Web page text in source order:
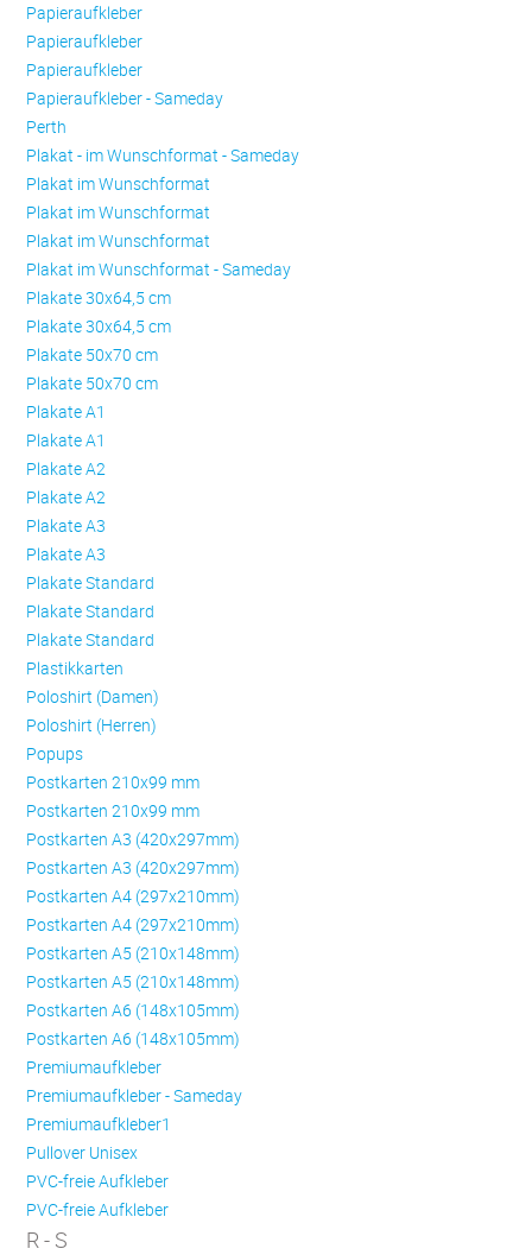
Papieraufkleber
Papieraufkleber
Papieraufkleber
Papieraufkleber - Sameday
Perth
Plakat - im Wunschformat - Sameday
Plakat im Wunschformat
Plakat im Wunschformat
Plakat im Wunschformat
Plakat im Wunschformat - Sameday
Plakate 30x64,5 cm
Plakate 30x64,5 cm
Plakate 50x70 cm
Plakate 50x70 cm
Plakate A1
Plakate A1
Plakate A2
Plakate A2
Plakate A3
Plakate A3
Plakate Standard
Plakate Standard
Plakate Standard
Plastikkarten
Poloshirt (Damen)
Poloshirt (Herren)
Popups
Postkarten 210x99 mm
Postkarten 210x99 mm
Postkarten A3 (420x297mm)
Postkarten A3 (420x297mm)
Postkarten A4 (297x210mm)
Postkarten A4 (297x210mm)
Postkarten A5 (210x148mm)
Postkarten A5 (210x148mm)
Postkarten A6 (148x105mm)
Postkarten A6 (148x105mm)
Premiumaufkleber
Premiumaufkleber - Sameday
Premiumaufkleber1
Pullover Unisex
PVC-freie Aufkleber
PVC-freie Aufkleber
R - S